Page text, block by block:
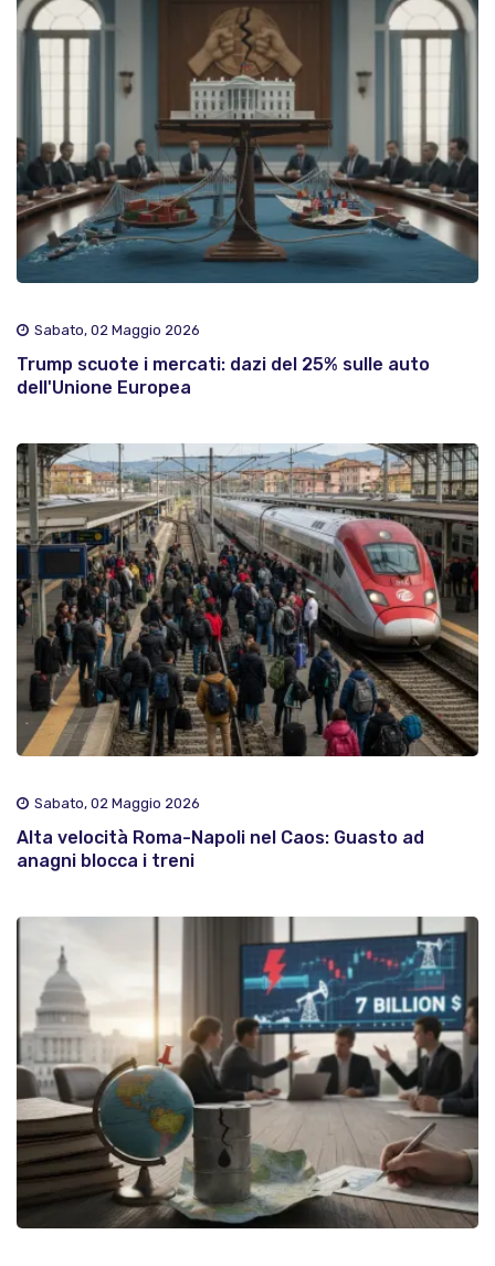
Sabato, 02 Maggio 2026
Trump scuote i mercati: dazi del 25% sulle auto
dell'Unione Europea
Sabato, 02 Maggio 2026
Alta velocità Roma-Napoli nel Caos: Guasto ad
anagni blocca i treni